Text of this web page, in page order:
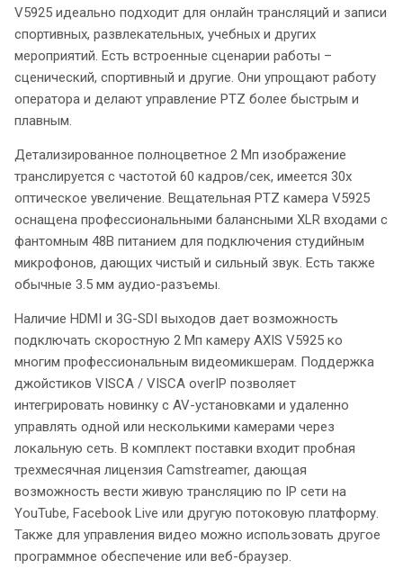
V5925 идеально подходит для онлайн трансляций и записи
спортивных, развлекательных, учебных и других
мероприятий. Есть встроенные сценарии работы –
сценический, спортивный и другие. Они упрощают работу
оператора и делают управление PTZ более быстрым и
плавным.
Детализированное полноцветное 2 Мп изображение
транслируется с частотой 60 кадров/сек, имеется 30х
оптическое увеличение. Вещательная PTZ камера V5925
оснащена профессиональными балансными XLR входами с
фантомным 48В питанием для подключения студийным
микрофонов, дающих чистый и сильный звук. Есть также
обычные 3.5 мм аудио-разъемы.
Наличие HDMI и 3G-SDI выходов дает возможность
подключать скоростную 2 Мп камеру AXIS V5925 ко
многим профессиональным видеомикшерам. Поддержка
джойстиков VISCA / VISCA overIP позволяет
интегрировать новинку с AV-установками и удаленно
управлять одной или несколькими камерами через
локальную сеть. В комплект поставки входит пробная
трехмесячная лицензия Camstreamer, дающая
возможность вести живую трансляцию по IP сети на
YouTube, Facebook Live или другую потоковую платформу.
Также для управления видео можно использовать другое
программное обеспечение или веб-браузер.